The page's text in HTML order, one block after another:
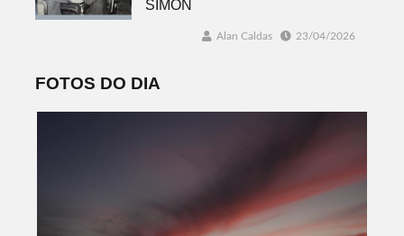
SIMON
Alan Caldas 23/04/2026
FOTOS DO DIA